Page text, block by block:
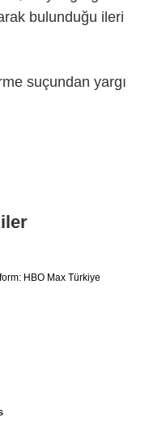
bulunduğu ileri
suçundan yargı
HBO Max Türkiye